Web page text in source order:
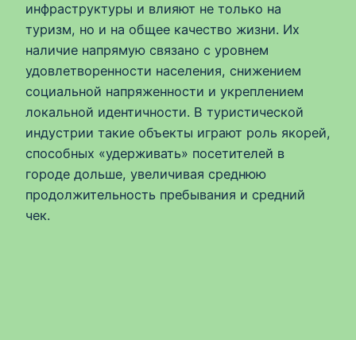
инфраструктуры и влияют не только на
туризм, но и на общее качество жизни. Их
наличие напрямую связано с уровнем
удовлетворенности населения, снижением
социальной напряженности и укреплением
локальной идентичности. В туристической
индустрии такие объекты играют роль якорей,
способных «удерживать» посетителей в
городе дольше, увеличивая среднюю
продолжительность пребывания и средний
чек.